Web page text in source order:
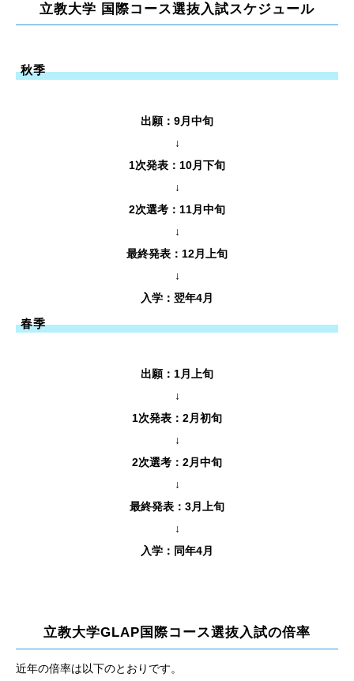
立教大学 国際コース選抜入試スケジュール
秋季
出願：9月中旬
↓
1次発表：10月下旬
↓
2次選考：11月中旬
↓
最終発表：12月上旬
↓
入学：翌年4月
春季
出願：1月上旬
↓
1次発表：2月初旬
↓
2次選考：2月中旬
↓
最終発表：3月上旬
↓
入学：同年4月
立教大学GLAP国際コース選抜入試の倍率
近年の倍率は以下のとおりです。